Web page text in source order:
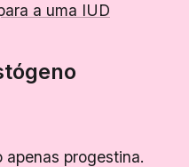
a uma IUD
progestina.